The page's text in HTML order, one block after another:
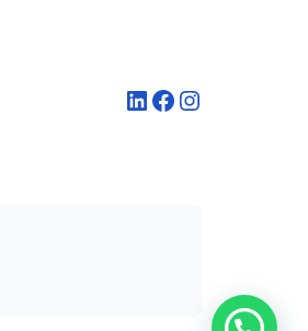
LinkedIn Facebook Instagram